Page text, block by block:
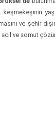
keşmekeşinin
ve şehir
ve somut